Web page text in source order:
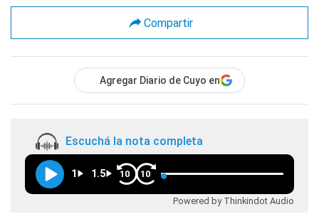
Compartir
Agregar Diario de Cuyo en
Escuchá la nota completa
1 1.5 10 10
Powered by Thinkindot Audio